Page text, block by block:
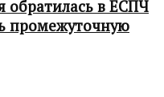
в ЕСПЧ
промежуточную